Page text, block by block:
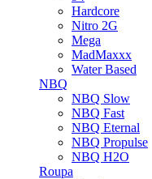
Hardcore
Nitro 2G
Mega
MadMaxxx
Water Based
NBQ
NBQ Slow
NBQ Fast
NBQ Eternal
NBQ Propulse
NBQ H2O
Roupa